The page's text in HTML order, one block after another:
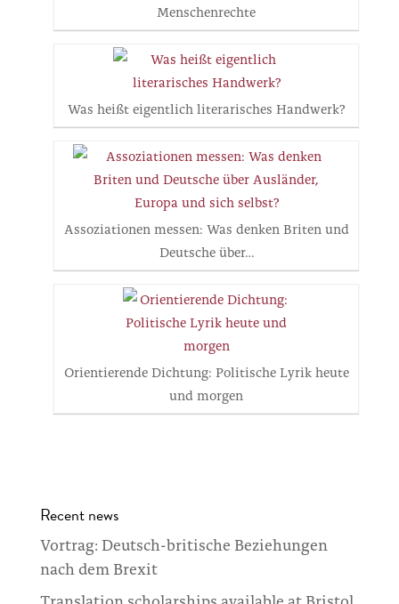
Menschenrechte
Was heißt eigentlich literarisches Handwerk?
Assoziationen messen: Was denken Briten und
Deutsche über…
Orientierende Dichtung: Politische Lyrik heute
und morgen
Recent news
Vortrag: Deutsch-britische Beziehungen
nach dem Brexit